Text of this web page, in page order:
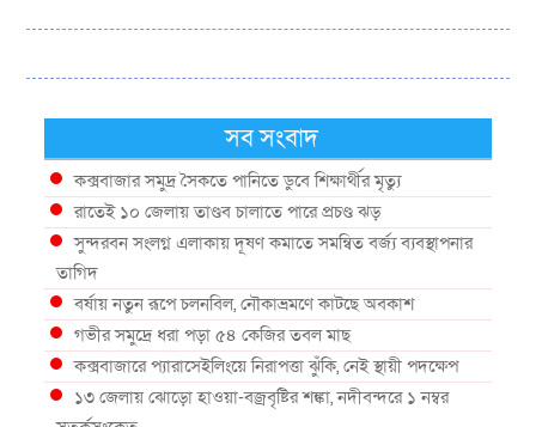
সব সংবাদ
কক্সবাজার সমুদ্র সৈকতে পানিতে ডুবে শিক্ষার্থীর মৃত্যু
রাতেই ১০ জেলায় তাণ্ডব চালাতে পারে প্রচণ্ড ঝড়
সুন্দরবন সংলগ্ন এলাকায় দূষণ কমাতে সমন্বিত বর্জ্য ব্যবস্থাপনার
তাগিদ
বর্ষায় নতুন রূপে চলনবিল, নৌকাভ্রমণে কাটছে অবকাশ
গভীর সমুদ্রে ধরা পড়া ৫৪ কেজির তবল মাছ
কক্সবাজারে প্যারাসেইলিংয়ে নিরাপত্তা ঝুঁকি, নেই স্থায়ী পদক্ষেপ
১৩ জেলায় ঝোড়ো হাওয়া-বজ্রবৃষ্টির শঙ্কা, নদীবন্দরে ১ নম্বর